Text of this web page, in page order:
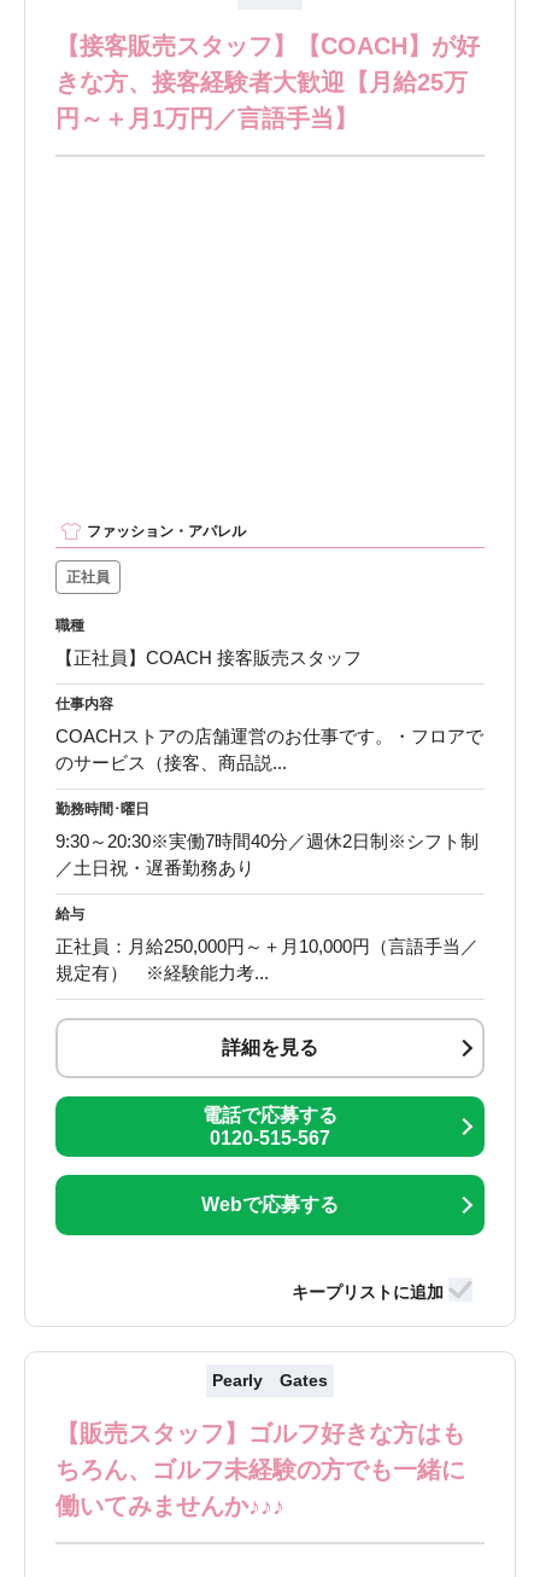
【接客販売スタッフ】【COACH】が好
きな方、接客経験者大歓迎【月給25万
円～＋月1万円／言語手当】
ファッション・アパレル
正社員
職種
【正社員】COACH 接客販売スタッフ
仕事内容
COACHストアの店舗運営のお仕事です。・フロアで
のサービス（接客、商品説...
勤務時間･曜日
9:30～20:30※実働7時間40分／週休2日制※シフト制
／土日祝・遅番勤務あり
給与
正社員：月給250,000円～＋月10,000円（言語手当／
規定有） ※経験能力考...
詳細を見る
電話で応募する
0120-515-567
Webで応募する
Pearly Gates
【販売スタッフ】ゴルフ好きな方はも
ちろん、ゴルフ未経験の方でも一緒に
働いてみませんか♪♪♪